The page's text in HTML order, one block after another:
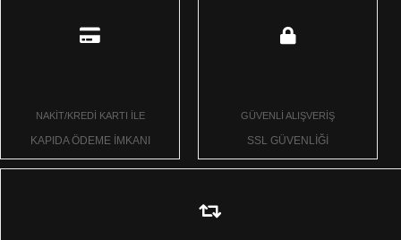
NAKİT/KREDİ KARTI İLE
KAPIDA ÖDEME İMKANI
GÜVENLİ ALIŞVERİŞ
SSL GÜVENLİĞİ